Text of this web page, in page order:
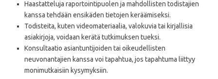
Haastatteluja raportointipuolen ja mahdollisten todistajien
kanssa tehdään ensikäden tietojen keräämiseksi.
Todisteita, kuten videomateriaalia, valokuvia tai kirjallisia
asiakirjoja, voidaan kerätä tutkimuksen tueksi.
Konsultaatio asiantuntijoiden tai oikeudellisten
neuvonantajien kanssa voi tapahtua, jos tapahtuma liittyy
monimutkaisiin kysymyksiin.